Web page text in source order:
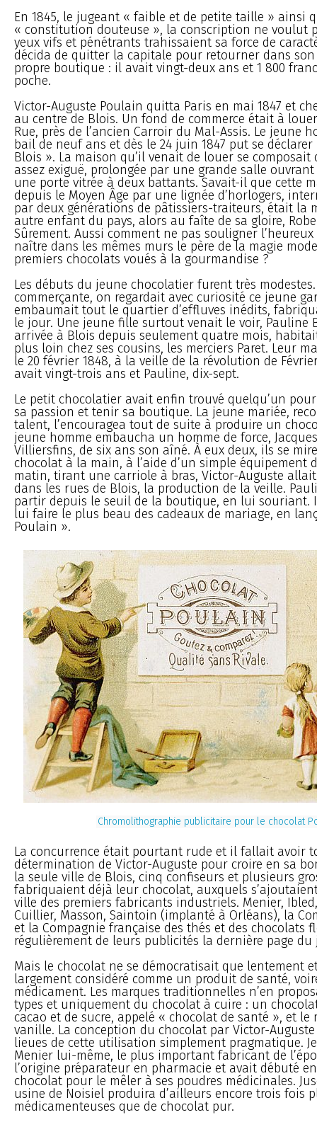
En 1845, le jugeant « faible et de petite taille » ainsi
« constitution douteuse », la conscription ne voulut
yeux vifs et pénétrants trahissaient sa force de
décida de quitter la capitale pour retourner dans
propre boutique : il avait vingt-deux ans et 1 800
poche.
Victor-Auguste Poulain quitta Paris en mai 1847 et
au centre de Blois. Un fond de commerce était à
Rue, près de l’ancien Carroir du Mal-Assis. Le jeune
bail de neuf ans et dès le 24 juin 1847 put se
Blois ». La maison qu’il venait de louer se composait
assez exiguë, prolongée par une grande salle
une porte vitrée à deux battants. Savait-il que cette
depuis le Moyen Âge par une lignée d’horlogers,
par deux générations de pâtissiers-traiteurs, était la
autre enfant du pays, alors au faîte de sa gloire,
Sûrement. Aussi comment ne pas souligner
naître dans les mêmes murs le père de la magie
premiers chocolats voués à la gourmandise ?
Les débuts du jeune chocolatier furent très
commerçante, on regardait avec curiosité ce jeune
embaumait tout le quartier d’effluves inédits,
le jour. Une jeune fille surtout venait le voir, Pauline
arrivée à Blois depuis seulement quatre mois,
plus loin chez ses cousins, les merciers Paret. Leur
le 20 février 1848, à la veille de la révolution de
avait vingt-trois ans et Pauline, dix-sept.
Le petit chocolatier avait enfin trouvé quelqu’un
sa passion et tenir sa boutique. La jeune mariée,
talent, l’encouragea tout de suite à produire un
jeune homme embaucha un homme de force,
Villiersfins, de six ans son aîné. À eux deux, ils se
chocolat à la main, à l’aide d’un simple équipement
matin, tirant une carriole à bras, Victor-Auguste
dans les rues de Blois, la production de la veille.
partir depuis le seuil de la boutique, en lui souriant.
lui faire le plus beau des cadeaux de mariage, en
Poulain ».
Chromolithographie publicitaire pour le chocolat
La concurrence était pourtant rude et il fallait avoir
détermination de Victor-Auguste pour croire en sa
la seule ville de Blois, cinq confiseurs et plusieurs
fabriquaient déjà leur chocolat, auxquels
ville des premiers fabricants industriels. Menier,
Cuillier, Masson, Saintoin (implanté à Orléans), la
et la Compagnie française des thés et des chocolats
régulièrement de leurs publicités la dernière page
Mais le chocolat ne se démocratisait que lentement
largement considéré comme un produit de santé,
médicament. Les marques traditionnelles n’en
types et uniquement du chocolat à cuire : un
cacao et de sucre, appelé « chocolat de santé », et le
vanille. La conception du chocolat par Victor-
lieues de cette utilisation simplement pragmatique.
Menier lui-même, le plus important fabricant de
l’origine préparateur en pharmacie et avait débuté
chocolat pour le mêler à ses poudres médicinales.
usine de Noisiel produira d’ailleurs encore trois fois
médicamenteuses que de chocolat pur.